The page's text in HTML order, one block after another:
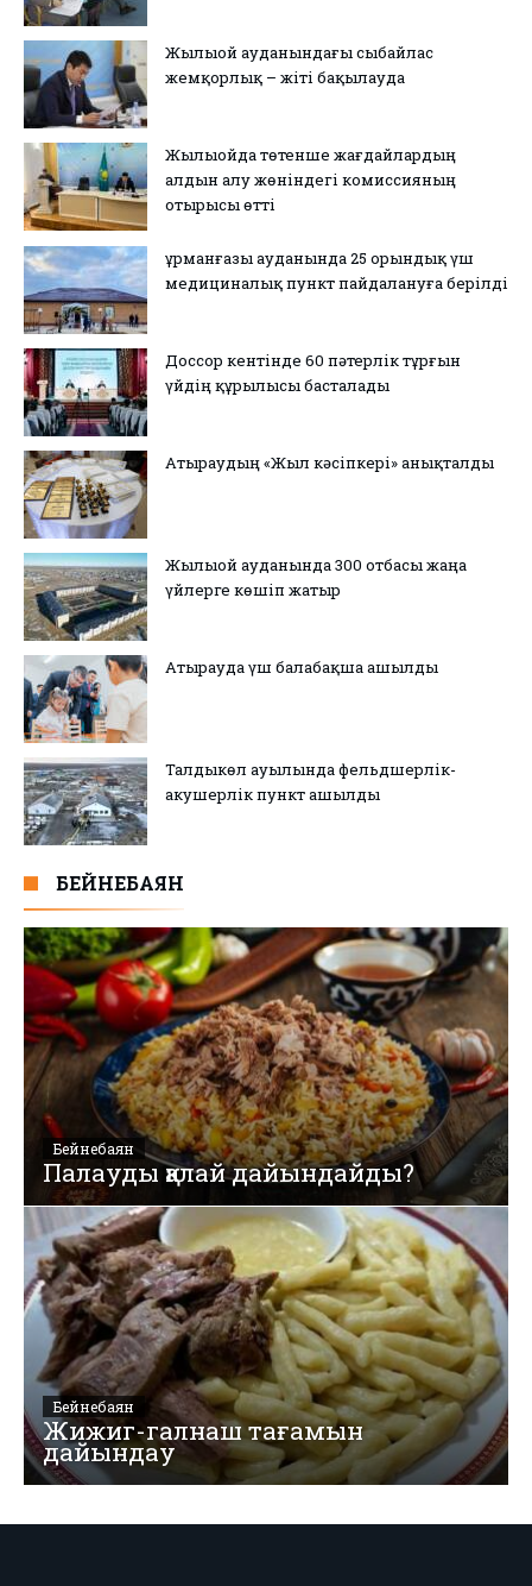
Жылыой ауданындағы сыбайлас
жемқорлық – жіті бақылауда
Жылыойда төтенше жағдайлардың
алдын алу жөніндегі комиссияның
отырысы өтті
Құрманғазы ауданында 25 орындық үш
медициналық пункт пайдалануға берілді
Доссор кентінде 60 пәтерлік тұрғын
үйдің құрылысы басталады
Атыраудың «Жыл кәсіпкері» анықталды
Жылыой ауданында 300 отбасы жаңа
үйлерге көшіп жатыр
Атырауда үш балабақша ашылды
Талдыкөл ауылында фельдшерлік-
акушерлік пункт ашылды
БЕЙНЕБАЯН
Бейнебаян
Палауды қалай дайындайды?
Бейнебаян
Жижиг-галнаш тағамын
дайындау